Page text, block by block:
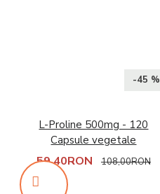
-45 %
L-Proline 500mg - 120
Capsule vegetale
59,40RON 108,00RON